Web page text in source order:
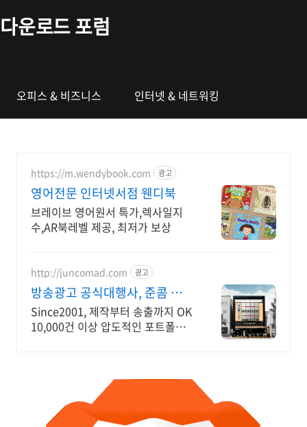
다운로드 포럼
오피스 & 비즈니스 인터넷 & 네트워킹
https://m.wendybook.com 광고
영어전문 인터넷서점 웬디북
브레이브 영어원서 특가,렉사일지
수,AR북레벨 제공, 최저가 보상
http://juncomad.com 광고
방송광고 공식대행사, 준콤 첫광
고 진행시 20% 할인!
Since2001, 제작부터 송출까지 OK
10,000건 이상 압도적인 포트폴리